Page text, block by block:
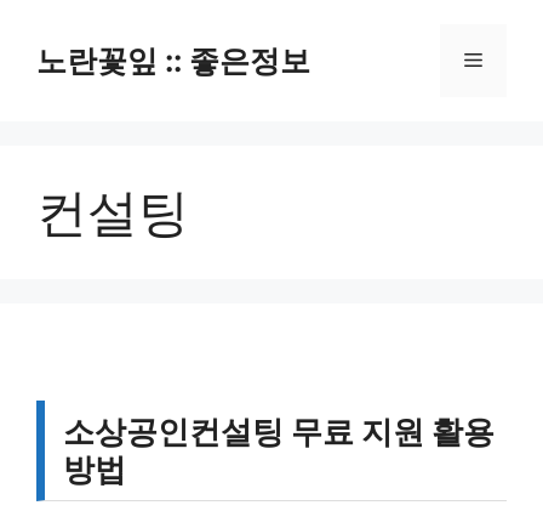
노란꽃잎 :: 좋은정보 메
컨설팅
소상공인컨설팅 무료 지원 활용
방법